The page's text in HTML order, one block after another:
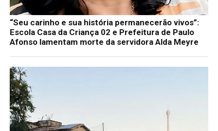
“Seu carinho e sua história permanecerão vivos”:
Escola Casa da Criança 02 e Prefeitura de Paulo
Afonso lamentam morte da servidora Alda Meyre